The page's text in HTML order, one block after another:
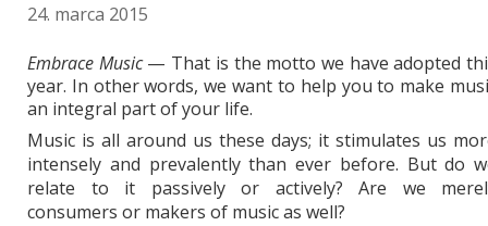
24. marca 2015
Embrace Music— That is the motto we have adopted
year. In other words, we want to help you to make
an integral part of your life.
Music is all around us these days; it stimulates us
intensely and prevalently than ever before. But do
relate to it passively or actively? Are we
consumers or makers of music as well?